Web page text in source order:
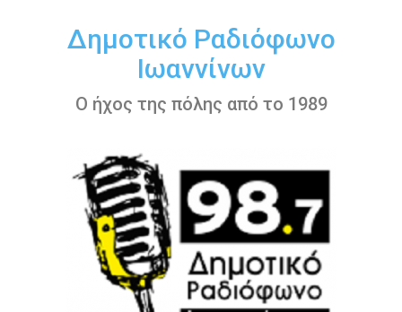
περιεχόμενοΔημοτικό Ραδιόφωνο
Ιωαννίνων
Ο ήχος της πόλης από το 1989